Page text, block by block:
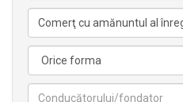
nelicentiata